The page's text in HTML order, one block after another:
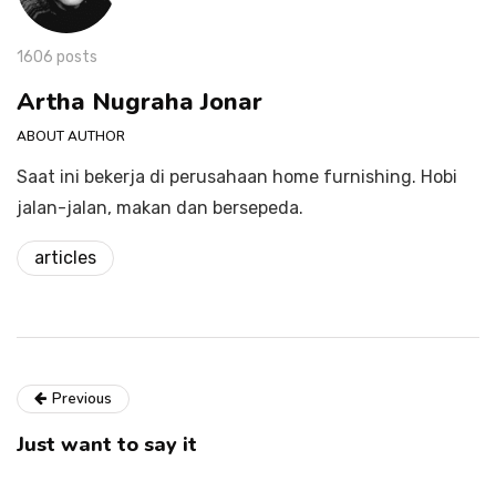
1606 posts
Artha Nugraha Jonar
ABOUT AUTHOR
Saat ini bekerja di perusahaan home furnishing. Hobi
jalan-jalan, makan dan bersepeda.
articles
Previous
Just want to say it